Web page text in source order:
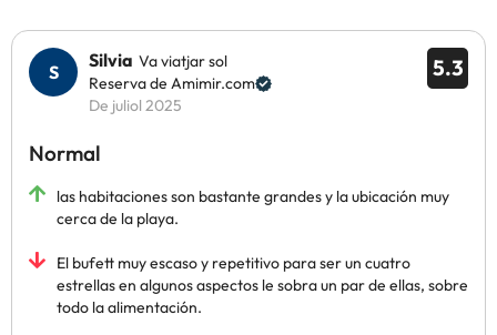
5.3
Silvia Va viatjar sol
Reserva de Amimir.com
De juliol 2025
Normal
las habitaciones son bastante grandes y la ubicación muy
cerca de la playa.
El bufett muy escaso y repetitivo para ser un cuatro
estrellas en algunos aspectos le sobra un par de ellas, sobre
todo la alimentación.